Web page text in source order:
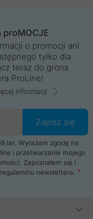
Gliwice, Kalisz, Bytom,
obsługa!
kapitałem. Działamy
Posiadamy siedzibę
kraju. Cała
ProLine jest
albo laptopa w
bezpieczeństwo.
komputerowe
główne, pamięci,
pomogą Ci wybrać
obudowę do komputera.
na rynku
Apple, Samsung i
możesz
proMOCJE
o promocji ani
tylko dla
teraz do grona
ProLine!
informacji
Zapisz się
lat. Wyrażam zgodę na
i przetwarzanie mojego
Zapoznałem się i
regulaminu newslettera.